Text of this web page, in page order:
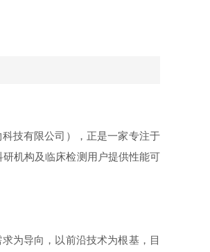
技有限公司），正是一家专注于
机构及临床检测用户提供性能可
为导向，以前沿技术为根基，目